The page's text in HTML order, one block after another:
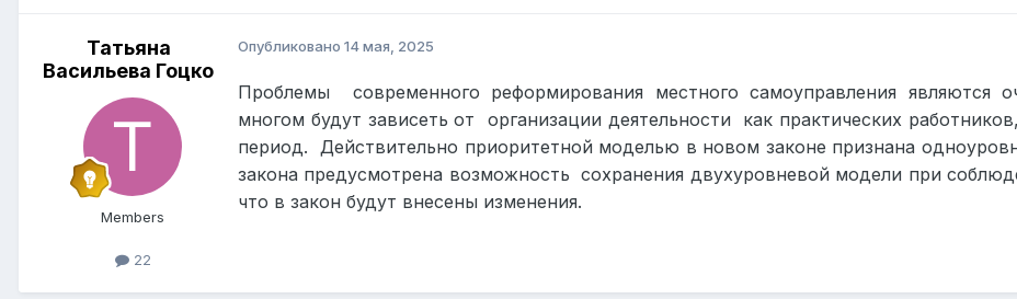
Татьяна
Васильева Гоцко
Members
22
Опубликовано 14 мая, 2025
Проблемы
современного реформирования местного самоуправления являются
многом будут зависеть от
организации деятельности
как практических
период. Действительно приоритетной моделью в новом законе признана
закона предусмотрена возможность сохранения двухуровневой модели при
что в закон будут внесены изменения.